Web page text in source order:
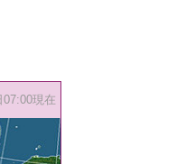
07:00現在